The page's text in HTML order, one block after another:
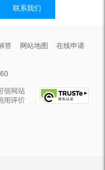
联系我们
答 网站地图
在线申请